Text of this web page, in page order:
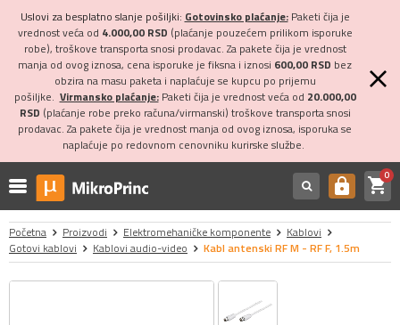
Uslovi za besplatno slanje pošiljki: Gotovinsko plaćanje:Paketi čija je
vrednost veća od 4.000,00 RSD (plaćanje pouzećem prilikom isporuke
robe), troškove transporta snosi prodavac. Za pakete čija je vrednost
manja od ovog iznosa, cena isporuke je fiksna i iznosi 600,00 RSD bez
obzira na masu paketa i naplaćuje se kupcu po prijemu
pošiljke. Virmansko plaćanje:Paketi čija je vrednost veća od 20.000,00
RSD (plaćanje robe preko računa/virmanski) troškove transporta snosi
prodavac. Za pakete čija je vrednost manja od ovog iznosa, isporuka se
naplaćuje po redovnom cenovniku kurirske službe.
https shopping_cart0
Početna Proizvodi Elektromehaničke komponente
Kablovi
Gotovi kablovi
Kablovi audio-video Kabl antenski RF M - RF F, 1.5m